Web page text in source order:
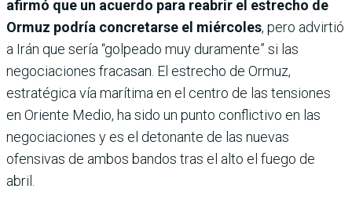
afirmó que un acuerdo para reabrir el estrecho de
Ormuz podría concretarse el miércoles, pero advirtió
a Irán que sería “golpeado muy duramente” si las
negociaciones fracasan. El estrecho de Ormuz,
estratégica vía marítima en el centro de las tensiones
en Oriente Medio, ha sido un punto conflictivo en las
negociaciones y es el detonante de las nuevas
ofensivas de ambos bandos tras el alto el fuego de
abril.